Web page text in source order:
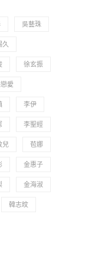
吳藝珠
久
徐玄振
愛
李伊
李聖經
兒 苞娜
金惠子
金海淑
韓志旼